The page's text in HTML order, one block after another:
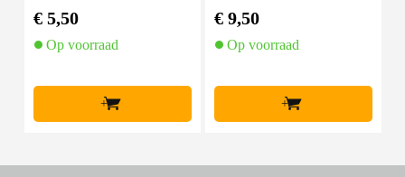
€ 5,50
Op voorraad
+
€ 9,50
Op voorraad
+